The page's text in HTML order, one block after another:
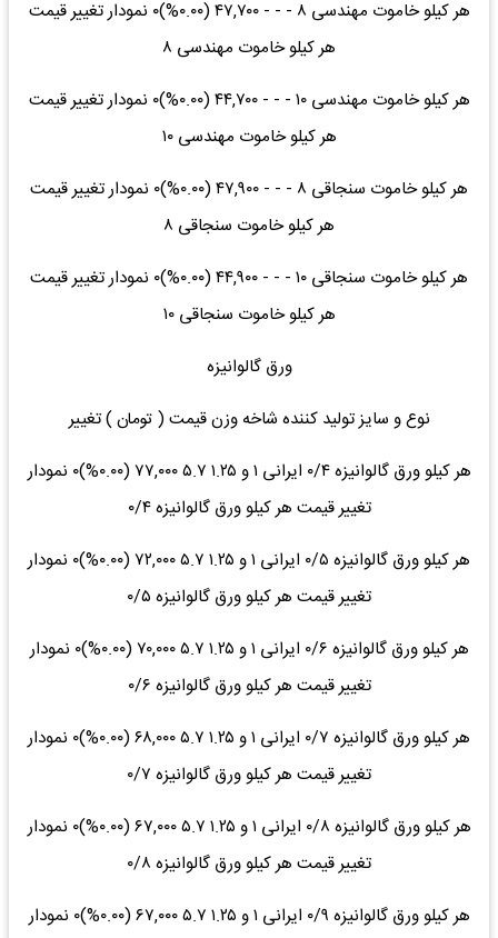
هر کیلو خاموت مهندسی ۸ - - - ۴۷,۷۰۰ (۰.۰۰%)۰ نمودار تغییر قیمت
هر کیلو خاموت مهندسی ۸
هر کیلو خاموت مهندسی ۱۰ - - - ۴۴,۷۰۰ (۰.۰۰%)۰ نمودار تغییر قیمت
هر کیلو خاموت مهندسی ۱۰
هر کیلو خاموت سنجاقی ۸ - - - ۴۷,۹۰۰ (۰.۰۰%)۰ نمودار تغییر قیمت
هر کیلو خاموت سنجاقی ۸
هر کیلو خاموت سنجاقی ۱۰ - - - ۴۴,۹۰۰ (۰.۰۰%)۰ نمودار تغییر قیمت
هر کیلو خاموت سنجاقی ۱۰
ورق گالوانیزه
نوع و سایز تولید کننده شاخه وزن قیمت ( تومان ) تغییر
هر کیلو ورق گالوانیزه ۰/۴ ایرانی ۱ و ۱.۲۵ ۵.۷ ۷۷,۰۰۰ (۰.۰۰%)۰ نمودار
تغییر قیمت هر کیلو ورق گالوانیزه ۰/۴
هر کیلو ورق گالوانیزه ۰/۵ ایرانی ۱ و ۱.۲۵ ۵.۷ ۷۲,۰۰۰ (۰.۰۰%)۰ نمودار
تغییر قیمت هر کیلو ورق گالوانیزه ۰/۵
هر کیلو ورق گالوانیزه ۰/۶ ایرانی ۱ و ۱.۲۵ ۵.۷ ۷۰,۰۰۰ (۰.۰۰%)۰ نمودار
تغییر قیمت هر کیلو ورق گالوانیزه ۰/۶
هر کیلو ورق گالوانیزه ۰/۷ ایرانی ۱ و ۱.۲۵ ۵.۷ ۶۸,۰۰۰ (۰.۰۰%)۰ نمودار
تغییر قیمت هر کیلو ورق گالوانیزه ۰/۷
هر کیلو ورق گالوانیزه ۰/۸ ایرانی ۱ و ۱.۲۵ ۵.۷ ۶۷,۰۰۰ (۰.۰۰%)۰ نمودار
تغییر قیمت هر کیلو ورق گالوانیزه ۰/۸
هر کیلو ورق گالوانیزه ۰/۹ ایرانی ۱ و ۱.۲۵ ۵.۷ ۶۷,۰۰۰ (۰.۰۰%)۰ نمودار